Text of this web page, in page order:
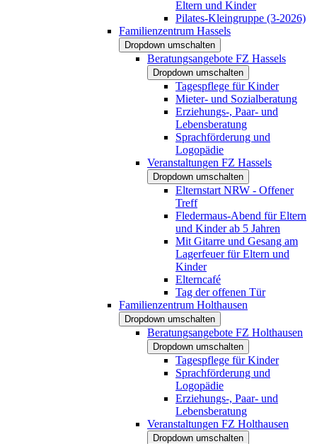
Eltern und Kinder
Pilates-Kleingruppe (3-2026)
Familienzentrum Hassels
Dropdown umschalten
Beratungsangebote FZ Hassels
Dropdown umschalten
Tagespflege für Kinder
Mieter- und Sozialberatung
Erziehungs-, Paar- und
Lebensberatung
Sprachförderung und
Logopädie
Veranstaltungen FZ Hassels
Dropdown umschalten
Elternstart NRW - Offener
Treff
Fledermaus-Abend für Eltern
und Kinder ab 5 Jahren
Mit Gitarre und Gesang am
Lagerfeuer für Eltern und
Kinder
Elterncafé
Tag der offenen Tür
Familienzentrum Holthausen
Dropdown umschalten
Beratungsangebote FZ Holthausen
Dropdown umschalten
Tagespflege für Kinder
Sprachförderung und
Logopädie
Erziehungs-, Paar- und
Lebensberatung
Veranstaltungen FZ Holthausen
Dropdown umschalten